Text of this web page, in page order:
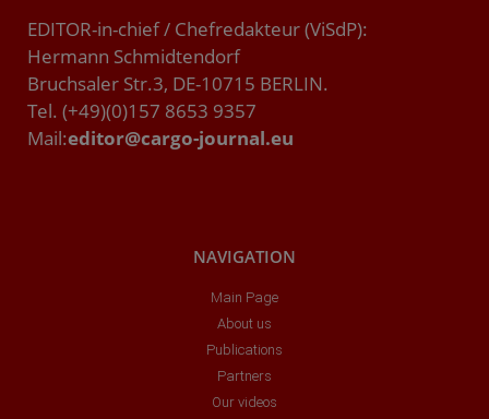
EDITOR-in-chief / Chefredakteur (ViSdP):
Hermann Schmidtendorf
Bruchsaler Str.3, DE-10715 BERLIN.
Tel. (+49)(0)157 8653 9357
Mail:editor@cargo-journal.eu
NAVIGATION
Main Page
About us
Publications
Partners
Our videos